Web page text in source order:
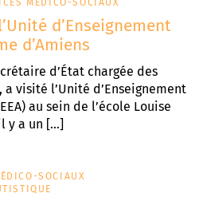
MÉDICO-SOCIAUX
d’Enseignement
d’Amiens
d’État chargée des
visité l’Unité d’Enseignement
au sein de l’école Louise
y a un […]
SOCIAUX